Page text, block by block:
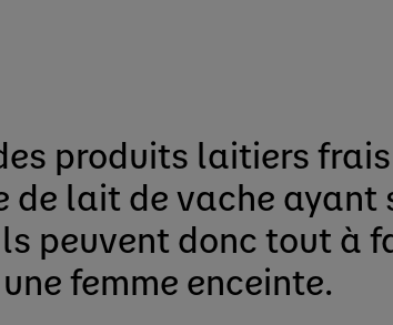
produits laitiers
de lait de vache ayant
peuvent donc tout à
femme enceinte.